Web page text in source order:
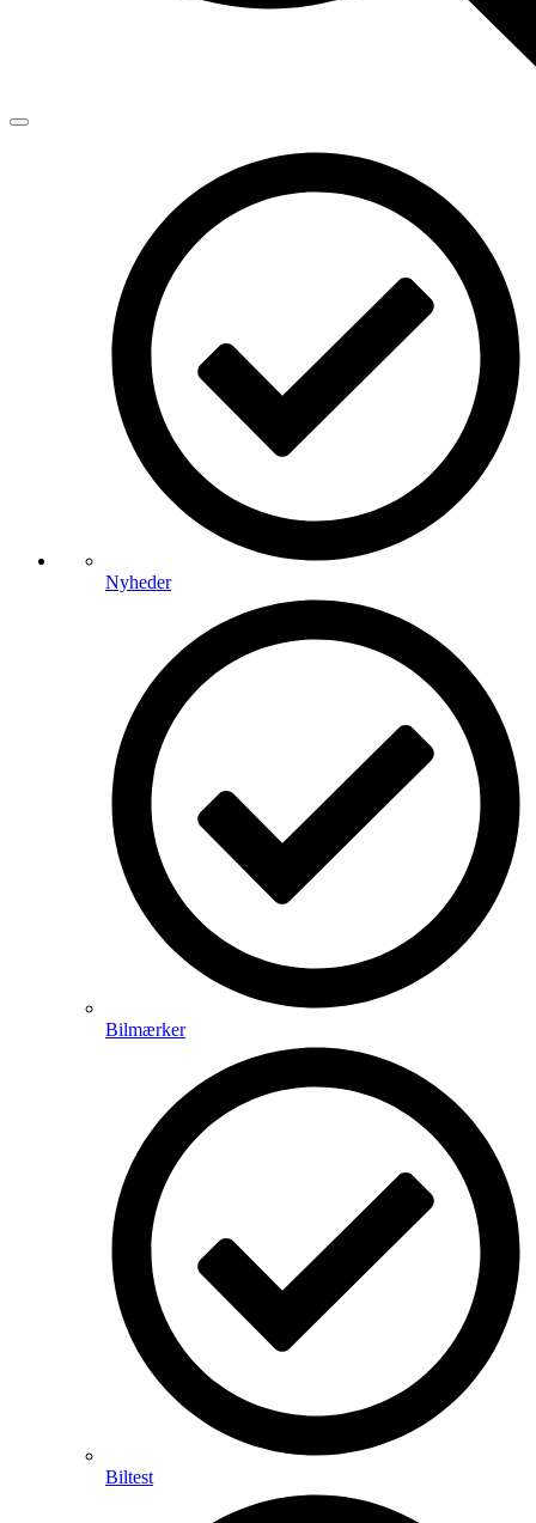
Nyheder
Bilmærker
Biltest